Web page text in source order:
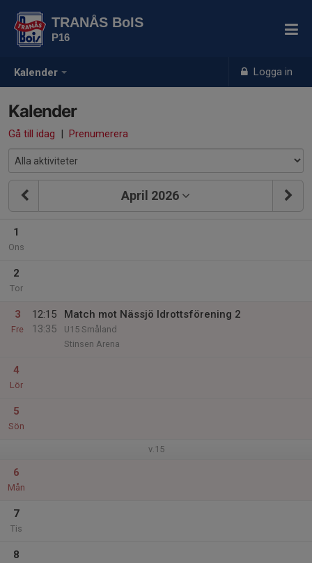
Kalender Logga in
TRANÅS BoIS
P16
Kalender
Gå till idag | Prenumerera
April 2026
1
Ons
2
Tor
3
Fre
12:15
13:35
Match mot Nässjö Idrottsförening 2
U15 Småland
Stinsen Arena
4
Lör
5
Sön
v.15
6
Mån
7
Tis
8